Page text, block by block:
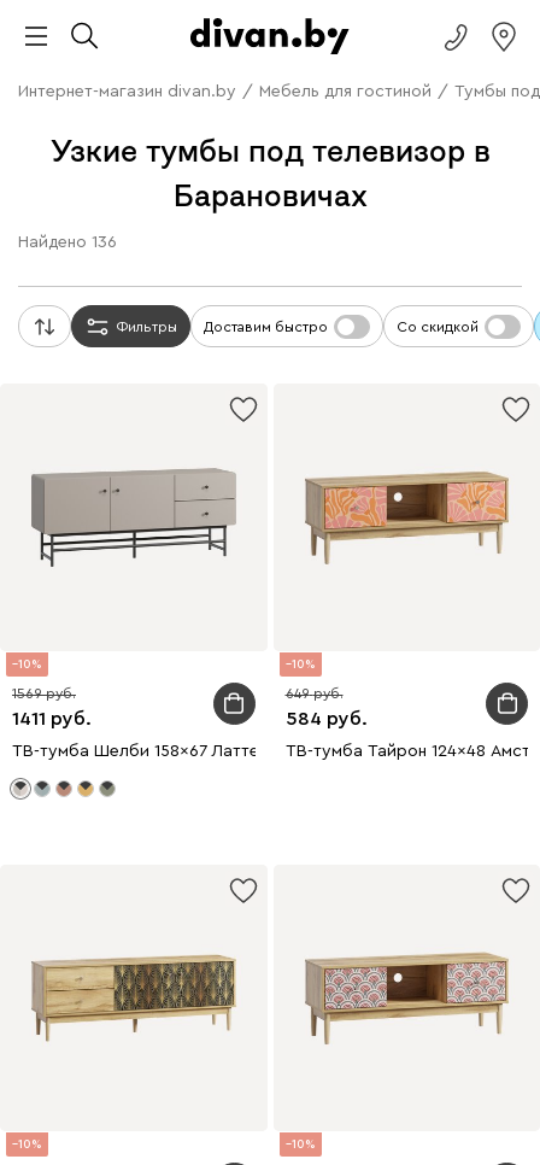
Интернет-магазин divan.by / Мебель для гостиной / Тумбы
Узкие тумбы под телевизор в
Барановичах
Найдено 136
Фильтры Доставим быстро Со скидкой
10
1411
1569
ТВ-тумба Шелби 158x67 Латте
10
584
649
ТВ-тумба Тайрон 124x48
10 10